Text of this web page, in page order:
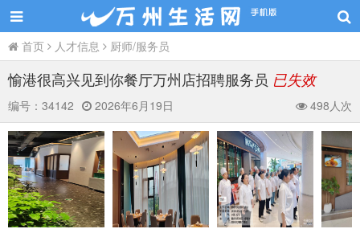
首页 人才信息 厨师/服务员
愉港很高兴见到你餐厅万州店招聘服务员 已失效
编号： 34142 2026年6月19日 498人次